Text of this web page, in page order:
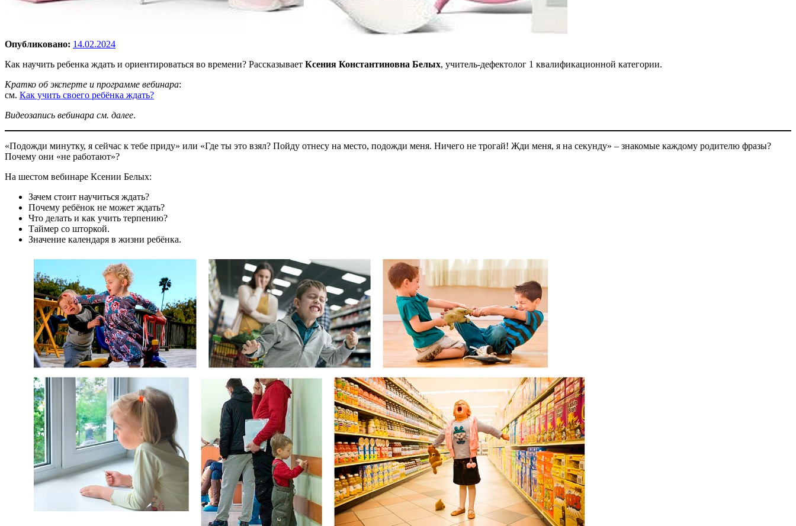
Опубликовано: 14.02.2024
Как научить ребенка ждать и ориентироваться во времени? Рассказывает Ксения Константиновна Белых, учитель-дефектолог 1 квалификационной категории.
Кратко об эксперте и программе вебинара:
см. Как учить своего ребёнка ждать?
Видеозапись вебинара см. далее.
«Подожди минутку, я сейчас к тебе приду» или «Где ты это взял? Пойду отнесу на место, подожди меня. Ничего не трогай! Жди меня, я на секунду» – знакомые каждому родителю фразы?
Почему они «не работают»?
На шестом вебинаре Ксении Белых:
Зачем стоит научиться ждать?
Почему ребёнок не может ждать?
Что делать и как учить терпению?
Таймер со шторкой.
Значение календаря в жизни ребёнка.